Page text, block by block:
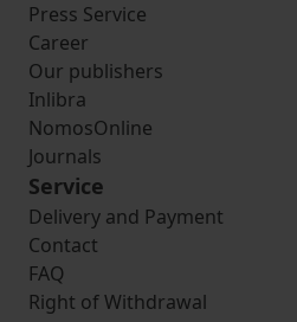
Press Service
Career
Our publishers
Inlibra
NomosOnline
Journals
Service
Delivery and Payment
Contact
FAQ
Right of Withdrawal